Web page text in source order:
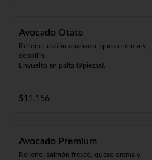
Avocado Otate
Relleno: ostión apanado, queso crema y
cebollín.
Envuelto en palta (9piezas).
$11.156
Avocado Premium
Relleno: salmón fresco, queso crema y